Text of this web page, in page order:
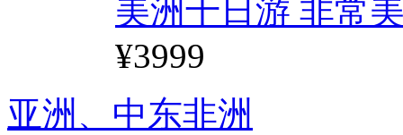
美洲十日游 非常
¥3999
亚洲、 中东非洲